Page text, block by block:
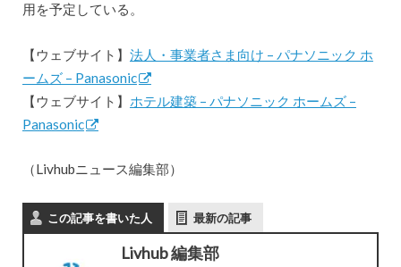
用を予定している。
【ウェブサイト】 法人・事業者さま向け – パナソニック ホ
ームズ – Panasonic
【ウェブサイト】 ホテル建築 – パナソニック ホームズ –
Panasonic
（Livhubニュース編集部）
この記事を書いた人 最新の記事
Livhub 編集部